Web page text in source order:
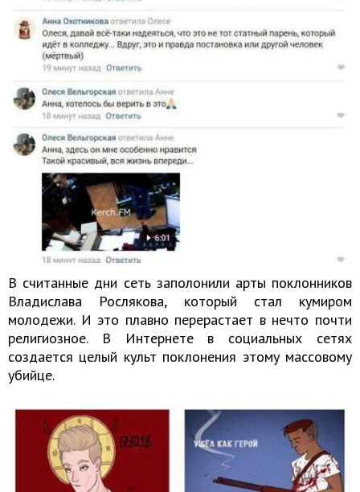
В считанные дни сеть заполонили арты поклонников
Владислава Рослякова, который стал кумиром
молодежи. И это плавно перерастает в нечто почти
религиозное. В Интернете в социальных сетях
создается целый культ поклонения этому массовому
убийце.